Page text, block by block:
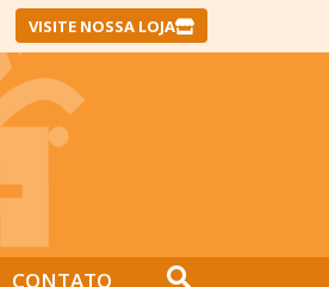
VISITE NOSSA LOJA
CONTATO